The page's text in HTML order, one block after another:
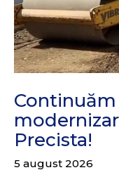
Precista!
5 august 2026